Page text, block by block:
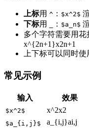
上标用 ^ ： $x^2$
下标用 ： $a_n$
多个字符需要用花
x^{2n+1}x2n+1
上下标可以同时使
常见示例
输入 效果
$x^2$ x^2x2
$a_{i,j}$ a_{i,j}ai,j